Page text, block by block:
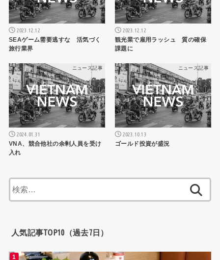
2023.12.12
SEAゲーム需要逃すな 活気づく
旅行業界
2023.12.12
観光業で雇用ラッシュ 質の確保
課題に
ニュース記事
2024.01.31
VNA、競合他社の余剰人員を受け
入れ
ニュース記事
2023.10.13
ゴールド投資が盛況
索:
人気記事TOP10（過去7日）